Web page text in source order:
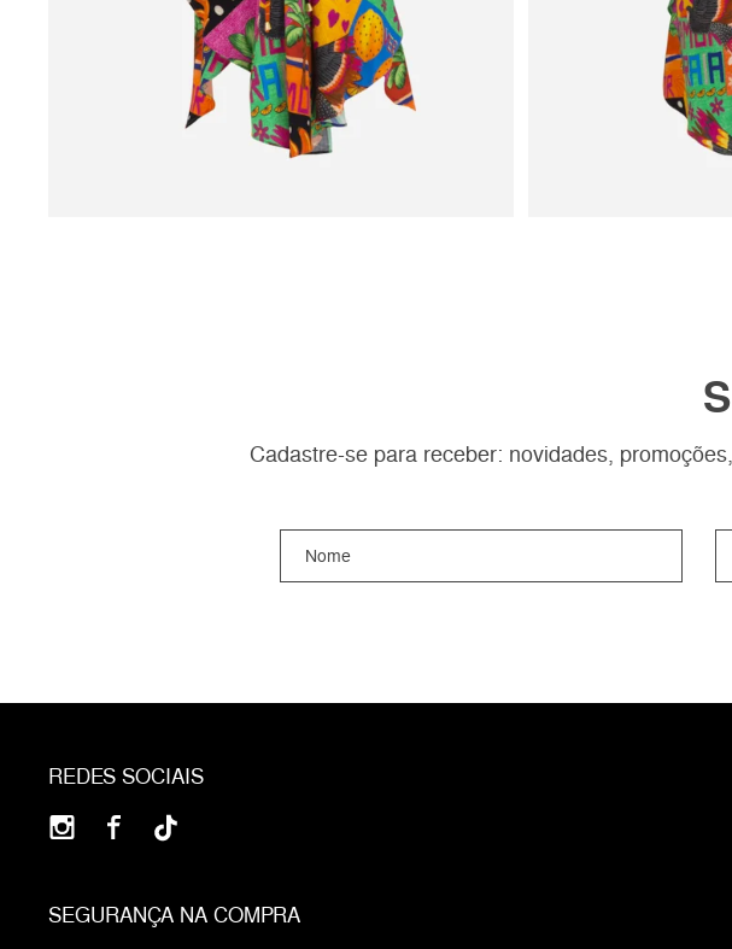
Cadastre-se para receber: novidades,
REDES SOCIAIS
SEGURANÇA NA COMPRA